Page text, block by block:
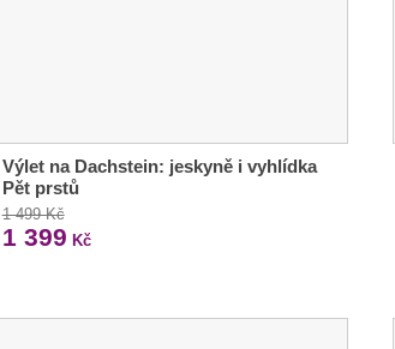
Výlet na Dachstein: jeskyně i vyhlídka
Pět prstů
1 499 Kč
1 399 Kč